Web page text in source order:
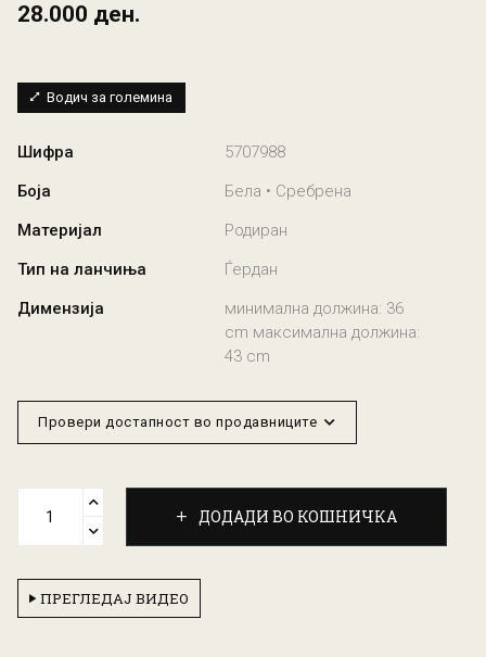
28.000 ден.
Водич за големина
Шифра
5707988
Боја
Бела • Сребрена
Материјал
Родиран
Тип на ланчиња
Ѓердан
Димензија
минимална должина: 36
cm максимална должина:
43 cm
Провери достапност во продавниците
ДОДАДИ ВО КОШНИЧКА
ПРЕГЛЕДАЈ ВИДЕО